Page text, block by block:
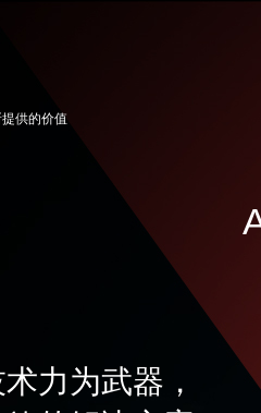
供的价值
力为武器，